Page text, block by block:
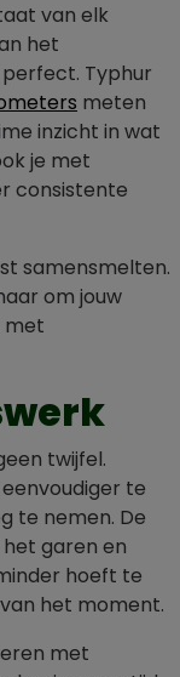
van elk
het
Typhur
meten
inzicht in wat
je met
consistente
samensmelten.
om jouw
met
twijfel.
te
te nemen. De
garen en
hoeft te
het moment.
met